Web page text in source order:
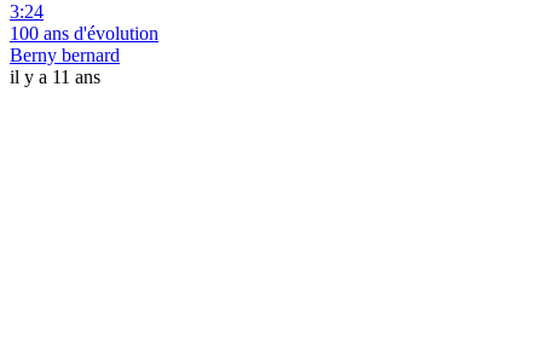
3:24
100 ans d'évolution
Berny bernard
il y a 11 ans